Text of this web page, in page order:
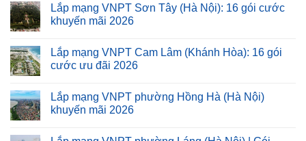
Lắp mạng VNPT Sơn Tây (Hà Nội): 16 gói cước
khuyến mãi 2026
Lắp mạng VNPT Cam Lâm (Khánh Hòa): 16 gói
cước ưu đãi 2026
Lắp mạng VNPT phường Hồng Hà (Hà Nội)
khuyến mãi 2026